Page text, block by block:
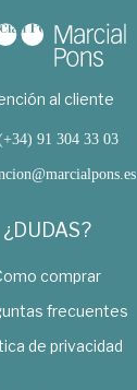
al cliente
91 304 33 03
¿DUDAS?
comprar
frecuentes
de privacidad